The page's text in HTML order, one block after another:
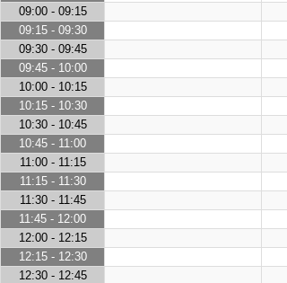
09:00 - 09:15
09:15 - 09:30
09:30 - 09:45
09:45 - 10:00
10:00 - 10:15
10:15 - 10:30
10:30 - 10:45
10:45 - 11:00
11:00 - 11:15
11:15 - 11:30
11:30 - 11:45
11:45 - 12:00
12:00 - 12:15
12:15 - 12:30
12:30 - 12:45